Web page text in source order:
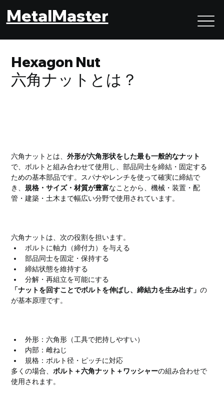
MetalMaster
Hexagon Nut
六角ナットとは？
六角ナットとは、外形が六角形状をした最も一般的なナット
で、ボルトと組み合わせて使用し、部品同士を締結・固定する
ための基本部品です。スパナやレンチを使って確実に締結で
き、規格・サイズ・材質が豊富なことから、機械・装置・配
管・建築・土木まで幅広い分野で使用されています。
六角ナットは、次の役割を担います。
ボルトに軸力（締付力）を与える
部品同士を固定・保持する
締結状態を維持する
分解・再組立を可能にする
「ナットを回すことでボルトを伸ばし、締結力を生み出す」の
が基本原理です。
外形：六角形（工具で把持しやすい）
内部：雌ねじ
規格：ボルト径・ピッチに対応
多くの場合、ボルト＋六角ナット＋ワッシャーの組み合わせで
使用されます。